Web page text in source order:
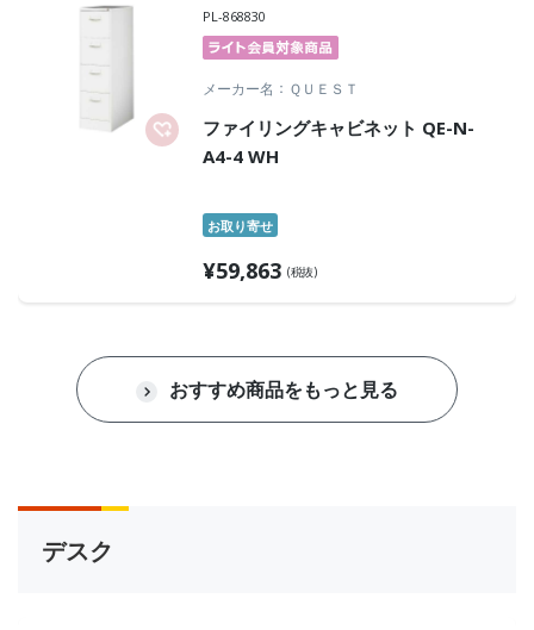
PL-868830
メーカー名 ＱＵＥＳＴ
ファイリングキャビネット QE-N-
A4-4 WH
お取り寄せ
¥59,863 (税抜)
おすすめ商品をもっと見る
デスク